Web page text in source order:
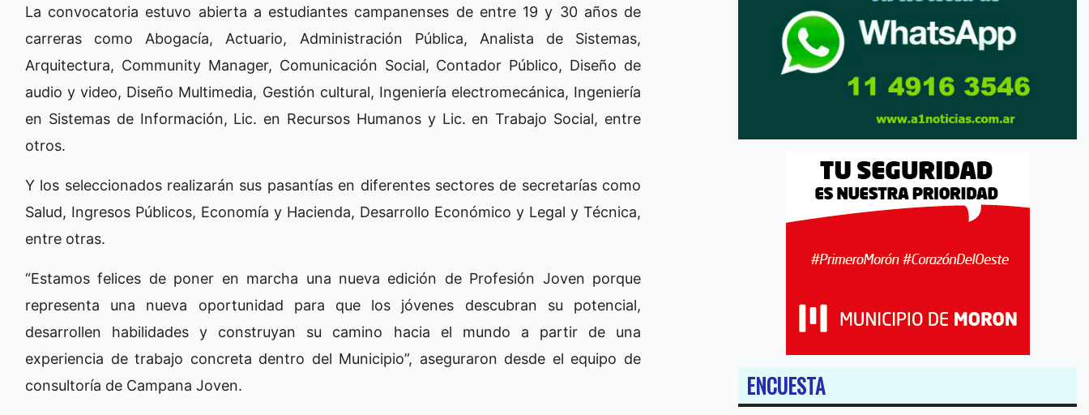
La convocatoria estuvo abierta a estudiantes campanenses de entre 19 y 30 años de
carreras como Abogacía, Actuario, Administración Pública, Analista de Sistemas,
Arquitectura, Community Manager, Comunicación Social, Contador Público, Diseño de
audio y video, Diseño Multimedia, Gestión cultural, Ingeniería electromecánica, Ingeniería
en Sistemas de Información, Lic. en Recursos Humanos y Lic. en Trabajo Social, entre
otros.
Y los seleccionados realizarán sus pasantías en diferentes sectores de secretarías como
Salud, Ingresos Públicos, Economía y Hacienda, Desarrollo Económico y Legal y Técnica,
entre otras.
“Estamos felices de poner en marcha una nueva edición de Profesión Joven porque
representa una nueva oportunidad para que los jóvenes descubran su potencial,
desarrollen habilidades y construyan su camino hacia el mundo a partir de una
experiencia de trabajo concreta dentro del Municipio”, aseguraron desde el equipo de
consultoría de Campana Joven.
ENCUESTA